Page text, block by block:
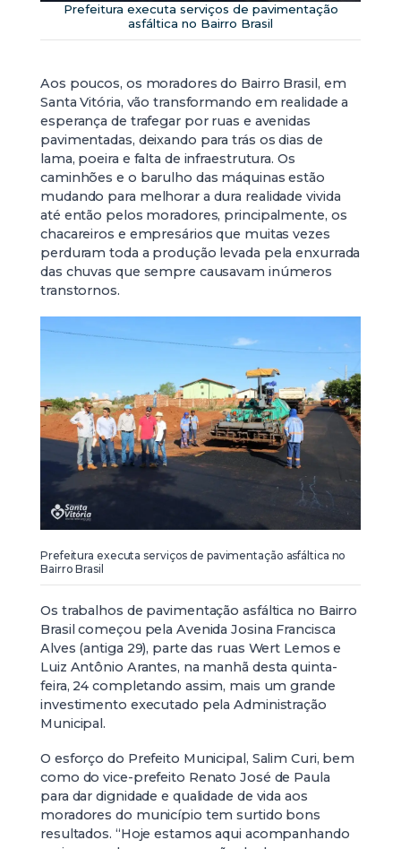
Prefeitura executa serviços de pavimentação
asfáltica no Bairro Brasil
Aos poucos, os moradores do Bairro Brasil, em
Santa Vitória, vão transformando em realidade a
esperança de trafegar por ruas e avenidas
pavimentadas, deixando para trás os dias de
lama, poeira e falta de infraestrutura. Os
caminhões e o barulho das máquinas estão
mudando para melhorar a dura realidade vivida
até então pelos moradores, principalmente, os
chacareiros e empresários que muitas vezes
perduram toda a produção levada pela enxurrada
das chuvas que sempre causavam inúmeros
transtornos.
Prefeitura executa serviços de pavimentação asfáltica no
Bairro Brasil
Os trabalhos de pavimentação asfáltica no Bairro
Brasil começou pela Avenida Josina Francisca
Alves (antiga 29), parte das ruas Wert Lemos e
Luiz Antônio Arantes, na manhã desta quinta-
feira, 24 completando assim, mais um grande
investimento executado pela Administração
Municipal.
O esforço do Prefeito Municipal, Salim Curi, bem
como do vice-prefeito Renato José de Paula
para dar dignidade e qualidade de vida aos
moradores do município tem surtido bons
resultados. “Hoje estamos aqui acompanhando